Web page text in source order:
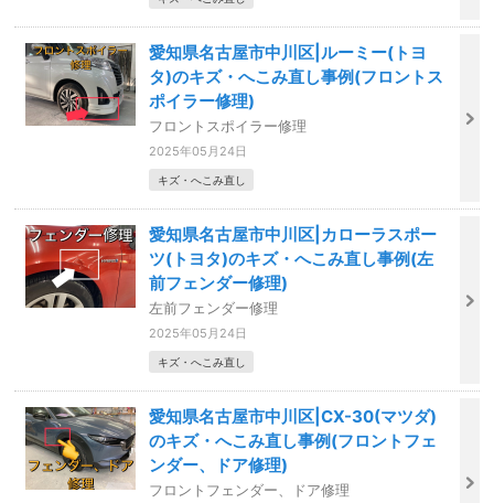
愛知県名古屋市中川区|ルーミー(トヨ
タ)のキズ・へこみ直し事例(フロントス
ポイラー修理)
フロントスポイラー修理
2025年05月24日
キズ・へこみ直し
愛知県名古屋市中川区|カローラスポー
ツ(トヨタ)のキズ・へこみ直し事例(左
前フェンダー修理)
左前フェンダー修理
2025年05月24日
キズ・へこみ直し
愛知県名古屋市中川区|CX-30(マツダ)
のキズ・へこみ直し事例(フロントフェ
ンダー、ドア修理)
フロントフェンダー、ドア修理